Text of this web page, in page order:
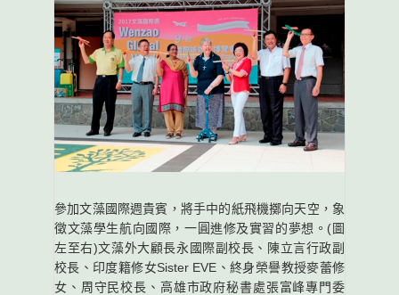
參加文藻國際週貴賓，將手中的紙飛機擲向天空，象
徵文藻學生航向國際，一圓進修及實習的夢想。(圖
左至右)文藻外大顧長永國際副校長、陳立言行政副
校長、印度籍修女Sister EVE、終身榮譽教授麥蕾修
女、周守民校長、高雄市政府秘書處張富峰專門委